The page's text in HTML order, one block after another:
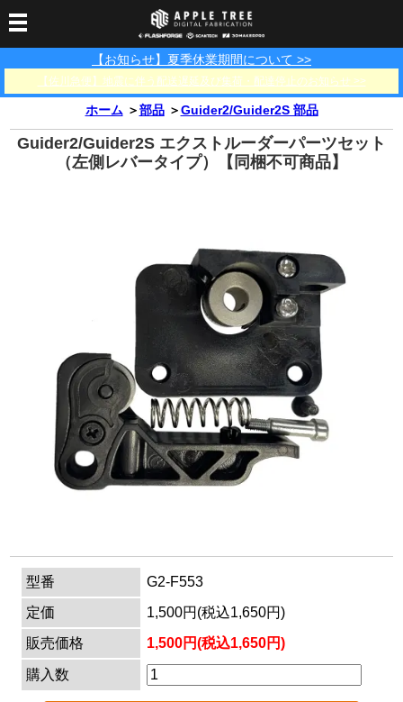
【お知らせ】夏季休業期間について >>
【佐川急便】地震に伴う配送遅延及び集荷・配達停止のお知らせ >>
3Dプリンター
3Dプリンター一覧 FLASHFORGE Bambu Lab
3Dスキャナー
SCANOLOGY 3DeVOK 3Dスキャナー消耗品
3DMakerpro
フィラメント
フィラメント一覧 FLASHFORGE Bambu Lab
光造形用レジン
その他
フィラメント保管用乾
燥剤
カプトンテープ
PP用タックシート
在庫処分セール
サポート
ダウンロード FAQ
ショールーム
オフィシャルサイト
法人窓口
マイページ
カートを見る
ホーム ＞部品 ＞Guider2/Guider2S 部品
Guider2/Guider2S エクストルーダーパーツセット
（左側レバータイプ）【同梱不可商品】
型番
G2-F553
定価
1,500円(税込1,650円)
販売価格
1,500円(税込1,650円)
購入数